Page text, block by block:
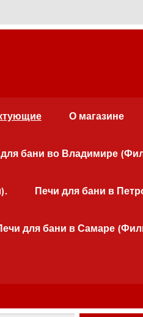
О магазине
бани во Владимире
Печи для бани в
для бани в Самаре